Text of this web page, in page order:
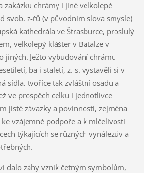
zakázku chrámy i jiné velkolepé
svob. z-řů (v původním slova smysle)
kathedrála ve Štrasburce, proslulý
velkolepý klášter v Batalze v
jiných. Ježto vybudování chrámu
ba i staletí, z. s. vystavěli si v
sídla, tvoříce tak zvláštní osadu a
ve prospěch celku i jednotlivce
jisté závazky a povinnosti, zejména
vzájemné podpoře a k mlčelivosti
týkajících se různých vynálezův a
dalo záhy vznik četným symbolům,